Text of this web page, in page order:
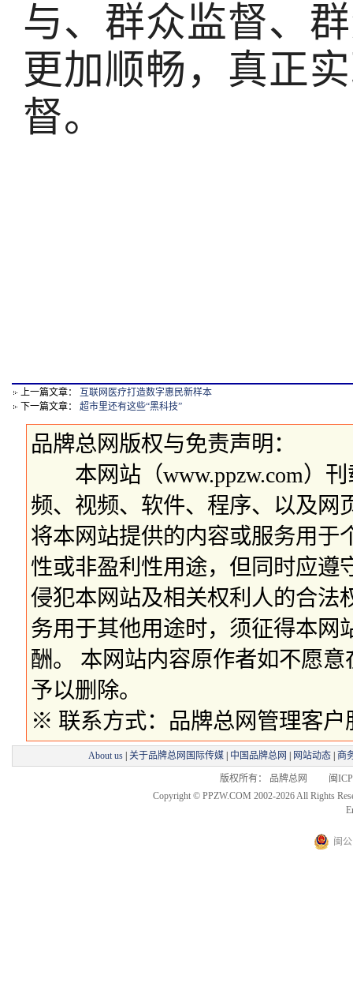
与、群众监督、
更加顺畅，真正
督。
上一篇文章：
互联网医疗打造数字惠民新样本
下一篇文章： 超市里还有这些“黑科技”
品牌总网版权与免责声明：
本网站（www.ppzw.com）刊
频、视频、软件、程序、以及网
将本网站提供的内容或服务用于
性或非盈利性用途，但同时应遵
侵犯本网站及相关权利人的合法
务用于其他用途时，须征得本网
酬。 本网站内容原作者如不愿
予以删除。
※ 联系方式：品牌总网管理客户
About us 关于品牌总网国际传媒 中国品牌总网 网站动态 商
版权所有： 品牌总网 闽ICP
Copyright © PPZW.COM 2002-2026 All Rights
闽